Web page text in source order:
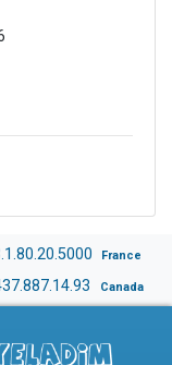
France
Canada